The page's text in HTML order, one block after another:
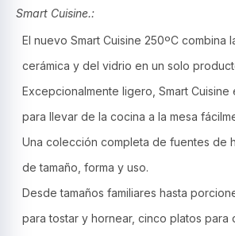
Smart Cuisine.:
El nuevo Smart Cuisine 250ºC combina
cerámica y del vidrio en un solo
Excepcionalmente ligero, Smart Cuisine
para llevar de la cocina a la mesa
Una colección completa de fuentes de
de tamaño, forma y uso.
Desde tamaños familiares hasta
para tostar y hornear, cinco platos para